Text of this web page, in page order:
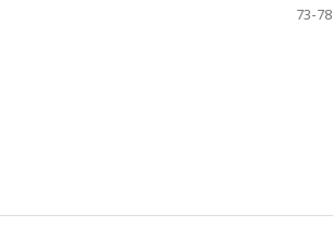
73-78